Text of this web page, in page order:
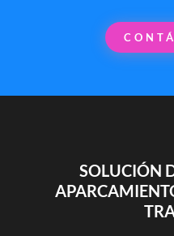
SOLUCIÓN